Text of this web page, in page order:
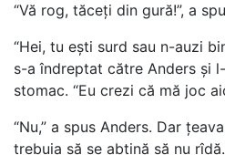
“Vă rog, tăceți din gură!”, a
“Hei, tu ești surd sau n-auzi
s-a îndreptat către Anders și
stomac. “Eu crezi că mă joc
“Nu,” a spus Anders. Dar
trebuia să se abțină să nu